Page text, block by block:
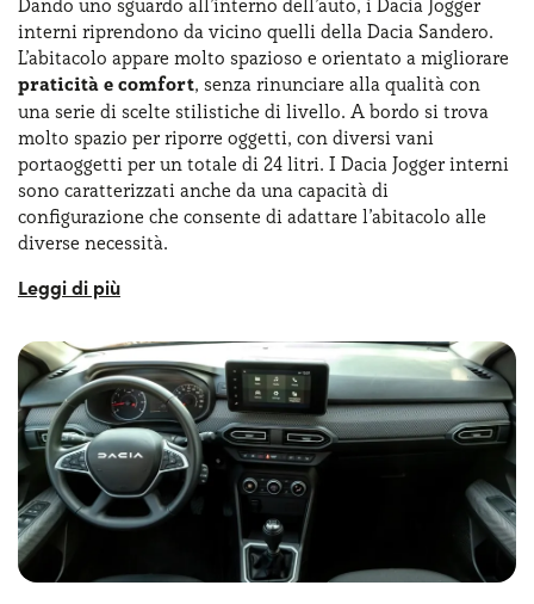
Dando uno sguardo all’interno dell’auto, i Dacia Jogger
interni riprendono da vicino quelli della Dacia Sandero.
L’abitacolo appare molto spazioso e orientato a migliorare
praticità e comfort, senza rinunciare alla qualità con
una serie di scelte stilistiche di livello. A bordo si trova
molto spazio per riporre oggetti, con diversi vani
portaoggetti per un totale di 24 litri. I Dacia Jogger interni
sono caratterizzati anche da una capacità di
configurazione che consente di adattare l’abitacolo alle
diverse necessità.
Per quanto riguarda la versione a sette posti della Jogger,
bordo, la Jogger è dotata di un sistema di infotainment
intuitivo, con un display touchscreen centrale da 8 pollici
che include funzionalità comeApple CarPlay e Android
Auto. I Dacia Jogger interni includono molti accessori
come l’aria condizionata automatica, i sensori di
parcheggio posteriori e anteriori e la retrocamera. I Dacia
Jogger interni, nel complesso, mantengono un approccio
essenziale e si mostrano come molto ben curati e
resistenti, pronti a durare a lungo nel tempo.